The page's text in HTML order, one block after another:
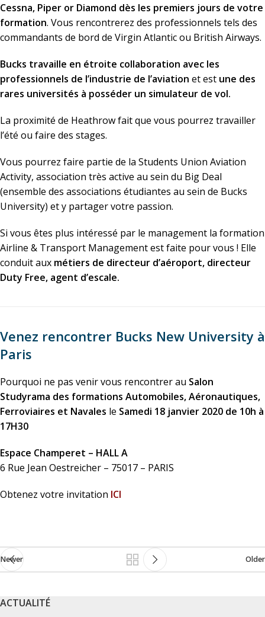
Cessna, Piper or Diamond dès les premiers jours de votre
formation. Vous rencontrerez des professionnels tels des
commandants de bord de Virgin Atlantic ou British Airways.
Bucks travaille en étroite collaboration avec les
professionnels de l’industrie de l’aviation et est une des
rares universités à posséder un simulateur de vol.
La proximité de Heathrow fait que vous pourrez travailler
l’été ou faire des stages.
Vous pourrez faire partie de la Students Union Aviation
Activity, association très active au sein du Big Deal
(ensemble des associations étudiantes au sein de Bucks
University) et y partager votre passion.
Si vous êtes plus intéressé par le management la formation
Airline & Transport Management est faite pour vous ! Elle
conduit aux métiers de directeur d’aéroport, directeur
Duty Free, agent d’escale.
Venez rencontrer Bucks New University à
Paris
Pourquoi ne pas venir vous rencontrer au Salon
Studyrama des formations Automobiles, Aéronautiques,
Ferroviaires et Navales le Samedi 18 janvier 2020 de 10h à
17H30
Espace Champeret – HALL A
6 Rue Jean Oestreicher – 75017 – PARIS
Obtenez votre invitation ICI
Newer Older
ACTUALITÉ